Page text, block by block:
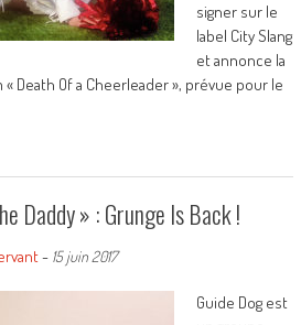
signer sur le
label City Slang
et annonce la
Death Of a Cheerleader », prévue pour le
Daddy » : Grunge Is Back !
- 15 juin 2017
Guide Dog est